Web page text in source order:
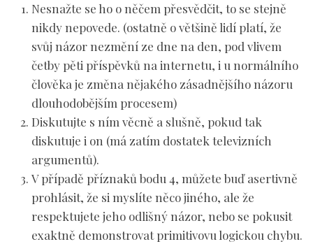
Nesnažte se ho o něčem přesvědčit, to se stejně
nikdy nepovede. (ostatně o většině lidí platí, že
svůj názor nezmění ze dne na den, pod vlivem
četby pěti příspěvků na internetu, i u normálního
člověka je změna nějakého zásadnějšího názoru
dlouhodobějším procesem)
Diskutujte s ním věcně a slušně, pokud tak
diskutuje i on (má zatím dostatek televizních
argumentů).
V případě příznaků bodu 4, můžete buď asertivně
prohlásit, že si myslíte něco jiného, ale že
respektujete jeho odlišný názor, nebo se pokusit
exaktně demonstrovat primitivovu logickou chybu.